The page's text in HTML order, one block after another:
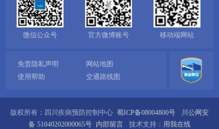
微信公众号 官方微博账号 移动端网站
免责隐私声明
网站地图
使用帮助
交通路线图
版权所有：四川疾病预防控制中心 蜀ICP备08004800号
川公网安
备 51040202000065号 内部留言 技术支持： 用我在线